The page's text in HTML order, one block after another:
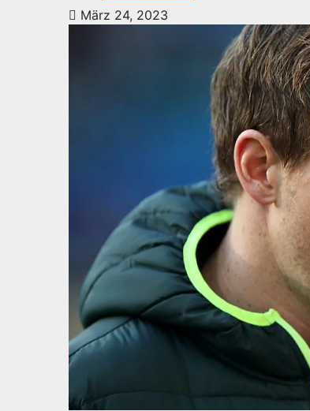
März 24, 2023